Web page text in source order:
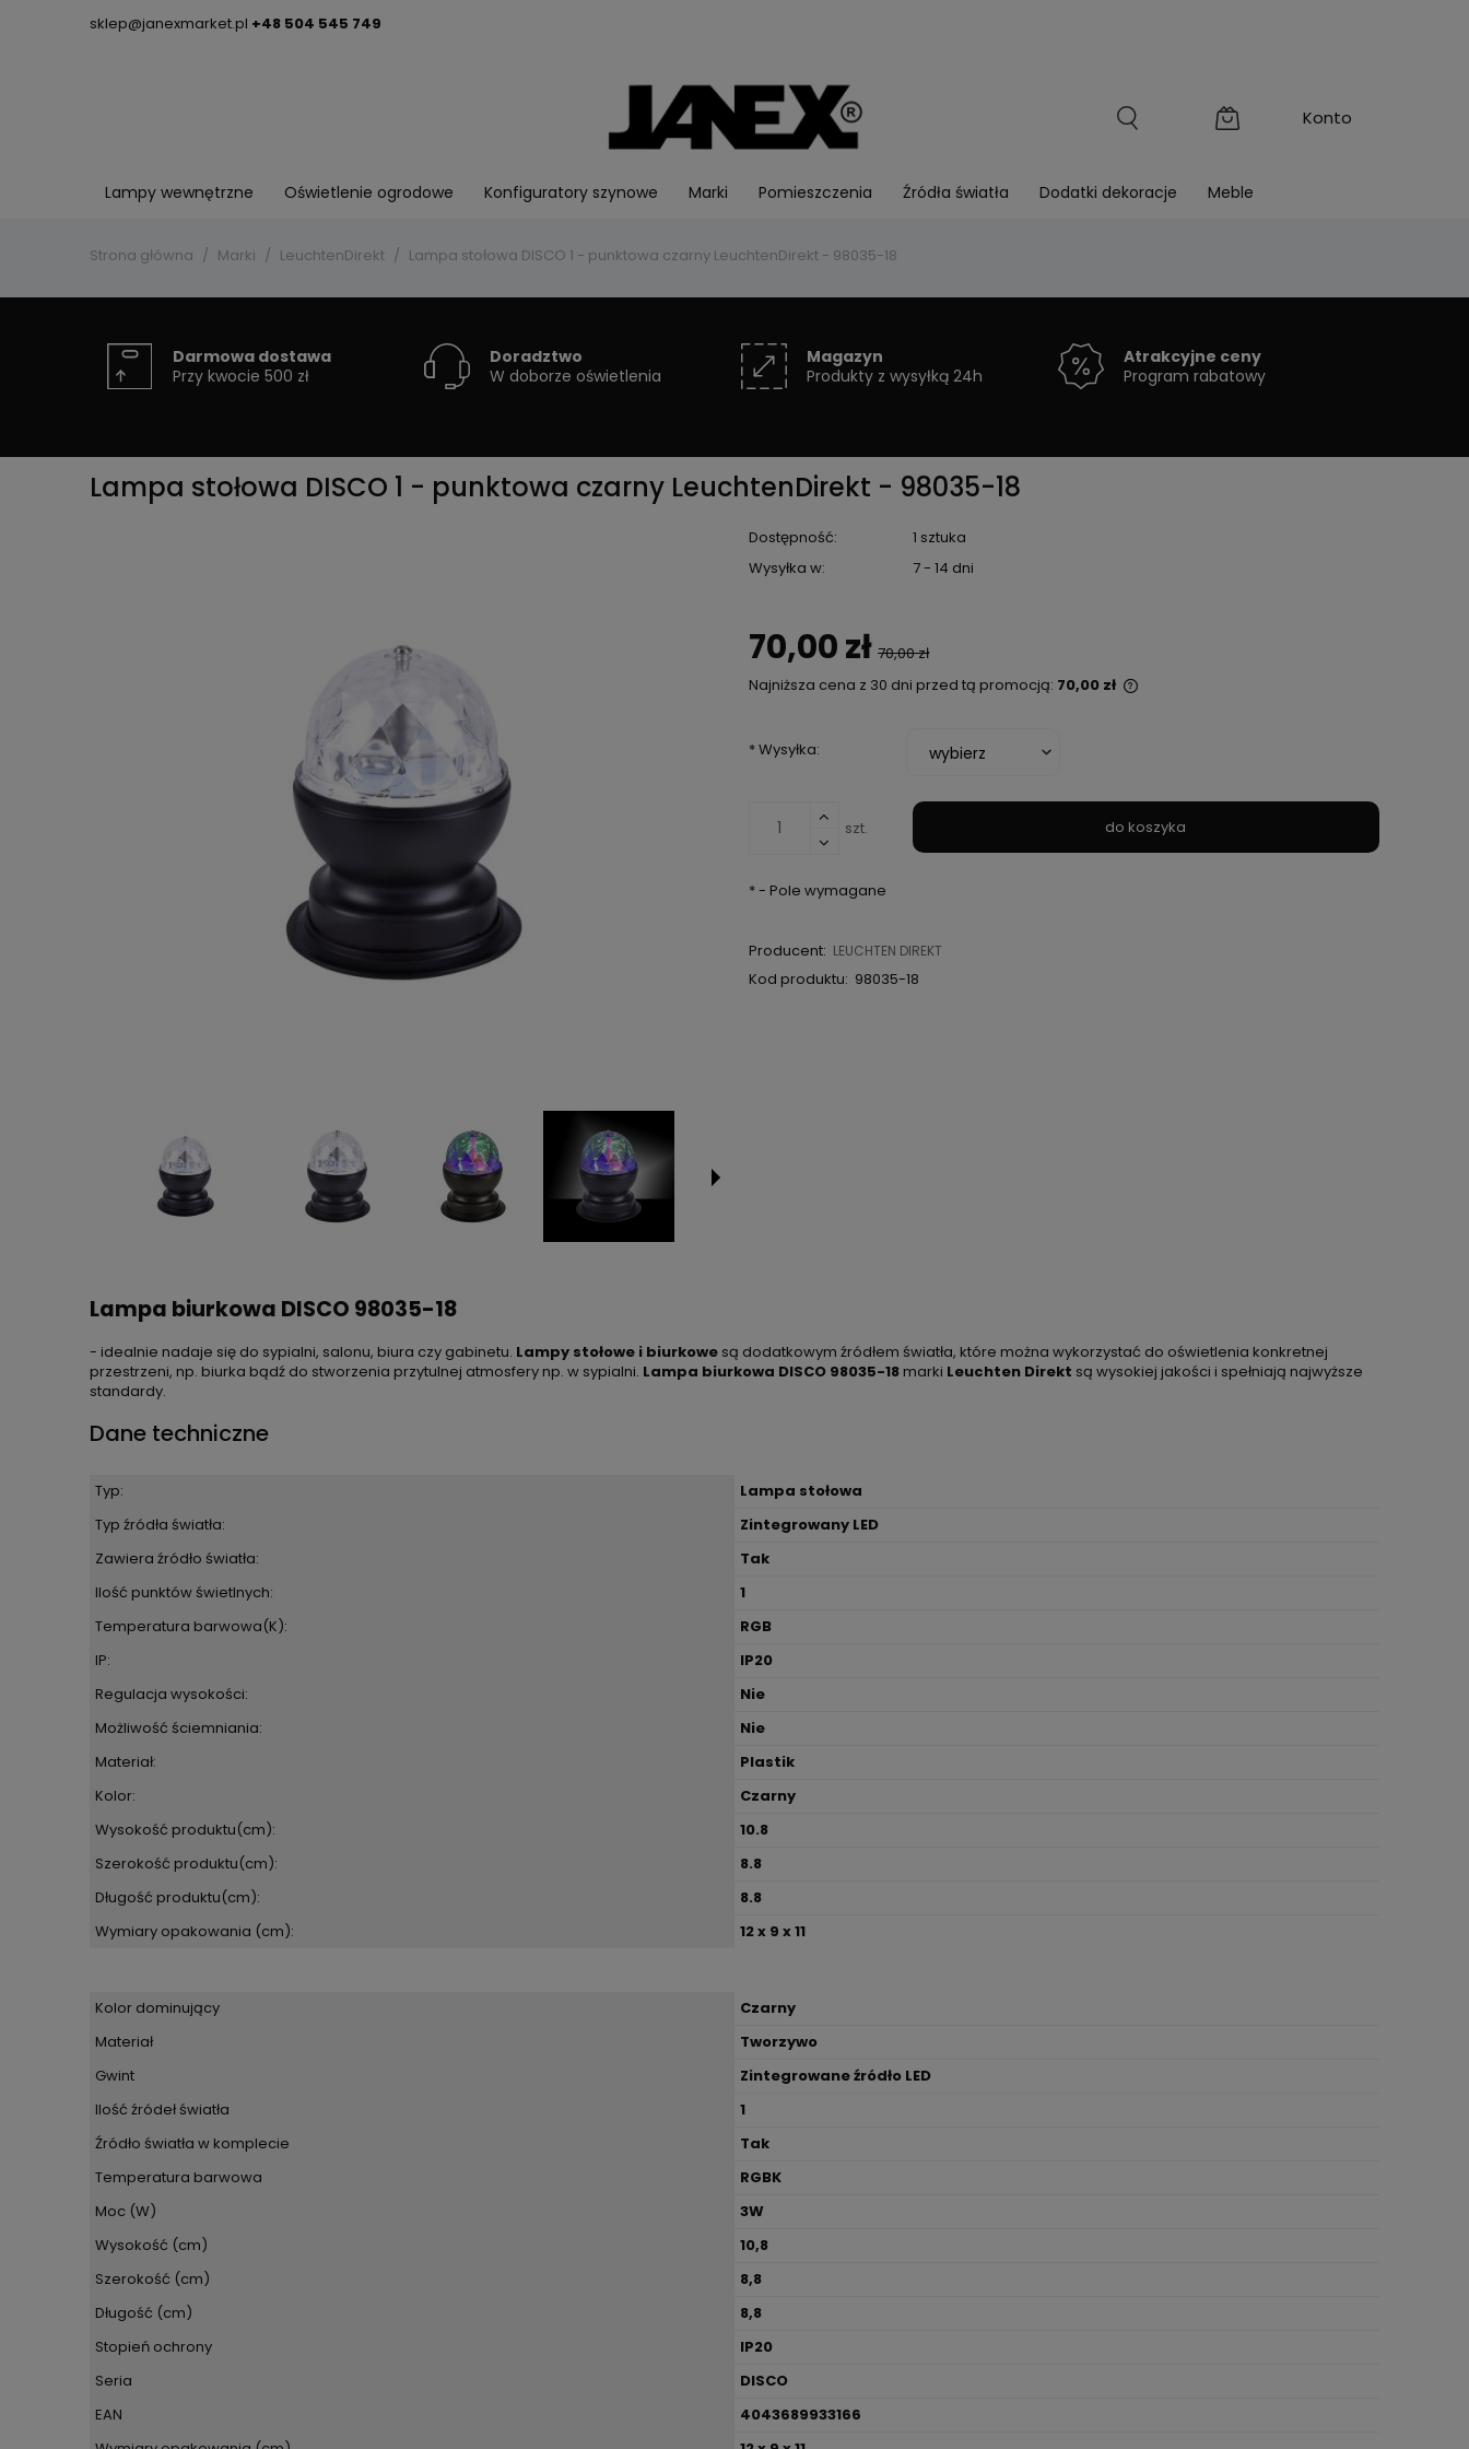
sklep@janexmarket.pl +48 504 545 749
Lampy wewnętrzne Oświetlenie ogrodowe Konfiguratory szynowe Marki Pomieszczenia Źródła światła Dodatki dekoracje Meble
Strona główna Marki LeuchtenDirekt Lampa stołowa DISCO 1 - punktowa czarny LeuchtenDirekt - 98035-18
Darmowa dostawa
Przy kwocie 500 zł
Doradztwo
W doborze oświetlenia
Magazyn
Produkty z wysyłką 24h
Atrakcyjne ceny
Program rabatowy
Lampa stołowa DISCO 1 - punktowa czarny LeuchtenDirekt - 98035-18
Dostępność:
1 sztuka
Wysyłka w:
7 - 14 dni
70,00 zł 70,00 zł
Najniższa cena z 30 dni przed tą promocją: 70,00 zł
niż 30 dni, wyświetlana jest najniższa
pojawił się w sprzedaży.
*Wysyłka:
szt. do koszyka
*- Pole wymagane
Producent: LEUCHTEN DIREKT
Kod produktu: 98035-18
Lampa biurkowa DISCO 98035-18
- idealnie nadaje się do sypialni, salonu, biura czy gabinetu. Lampy stołowe i biurkowe są dodatkowym źródłem światła, które można wykorzystać do oświetlenia konkretnej
przestrzeni, np. biurka bądź do stworzenia przytulnej atmosfery np. w sypialni. Lampa biurkowa DISCO 98035-18 marki Leuchten Direkt są wysokiej jakości i spełniają najwyższe
standardy.
Dane techniczne
Typ:
Lampa stołowa
Typ źródła światła:
Zintegrowany LED
Zawiera źródło światła:
Tak
Ilość punktów świetlnych:
1
Temperatura barwowa(K):
RGB
IP:
IP20
Regulacja wysokości:
Nie
Możliwość ściemniania:
Nie
Materiał:
Plastik
Kolor:
Czarny
Wysokość produktu(cm):
10.8
Szerokość produktu(cm):
8.8
Długość produktu(cm):
8.8
Wymiary opakowania (cm):
12 x 9 x 11
Kolor dominujący
Czarny
Materiał
Tworzywo
Gwint
Zintegrowane źródło LED
Ilość źródeł światła
1
Źródło światła w komplecie
Tak
Temperatura barwowa
RGBK
Moc (W)
3W
Wysokość (cm)
10,8
Szerokość (cm)
8,8
Długość (cm)
8,8
Stopień ochrony
IP20
Seria
DISCO
EAN
4043689933166